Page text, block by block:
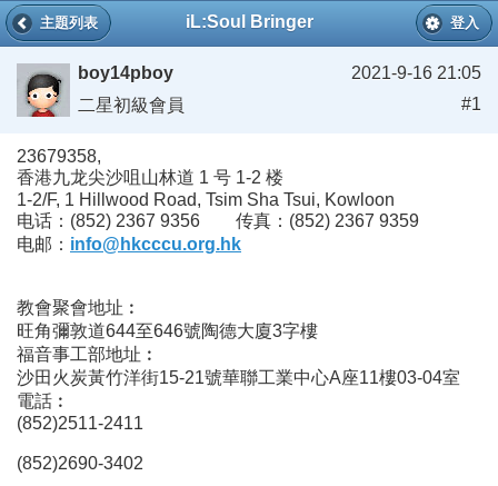
iL:Soul Bringer
主題列表 登入
boy14pboy
二星初級會員
2021-9-16 21:05
#1
23679358,
香港九龙尖沙咀山林道 1 号 1-2 楼
1-2/F, 1 Hillwood Road, Tsim Sha Tsui, Kowloon
电话：(852) 2367 9356 传真：(852) 2367 9359
电邮： info@hkcccu.org.hk
教會聚會地址︰
旺角彌敦道644至646號陶德大廈3字樓
福音事工部地址︰
沙田火炭黃竹洋街15-21號華聯工業中心A座11樓03-04室
電話︰
(852)2511-2411
(852)2690-3402